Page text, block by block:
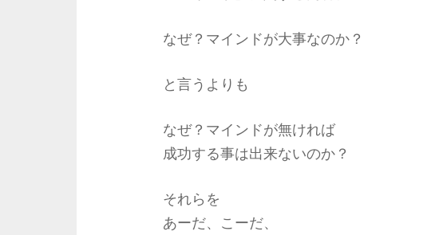
なぜ？マインドが大事なのか？
と言うよりも
なぜ？マインドが無ければ
成功する事は出来ないのか？
それらを
あーだ、こーだ、